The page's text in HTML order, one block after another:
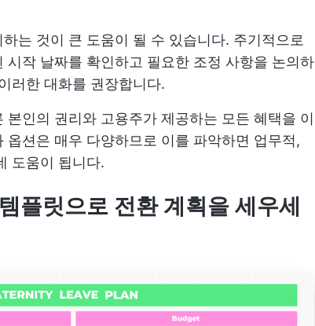
는 것이 큰 도움이 될 수 있습니다. 주기적으로
작 날짜를 확인하고 필요한 조정 사항을 논의하
러한 대화를 권장합니다.
인의 권리와 고용주가 제공하는 모든 혜택을 이
션은 매우 다양하므로 이를 파악하면 업무적,
도움이 됩니다.
플릿으로 전환 계획을 세우세